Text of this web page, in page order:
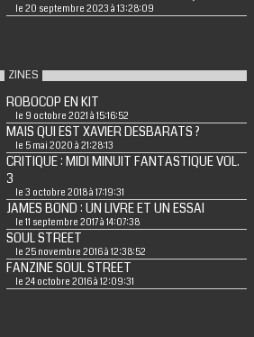
le 20 septembre 2023 à 13:28:09
ZINES
ROBOCOP EN KIT
le 9 octobre 2021 à 15:16:52
MAIS QUI EST XAVIER DESBARATS ?
le 5 mai 2020 à 21:28:13
CRITIQUE : MIDI MINUIT FANTASTIQUE VOL.
3
le 3 octobre 2018 à 17:19:31
JAMES BOND : UN LIVRE ET UN ESSAI
le 11 septembre 2017 à 14:07:38
SOUL STREET
le 25 novembre 2016 à 12:38:52
FANZINE SOUL STREET
le 24 octobre 2016 à 12:09:31